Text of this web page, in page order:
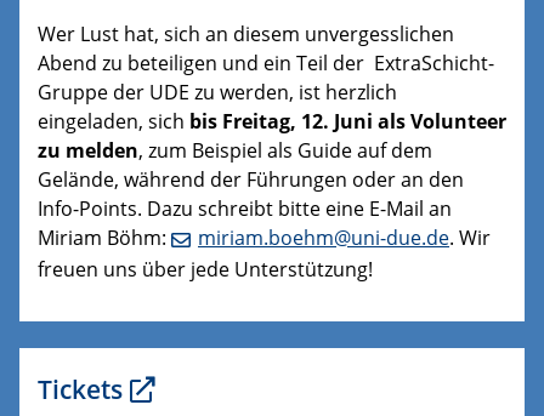
Wer Lust hat, sich an diesem unvergesslichen
Abend zu beteiligen und ein Teil der ExtraSchicht-
Gruppe der UDE zu werden, ist herzlich
eingeladen, sich bis Freitag, 12. Juni als Volunteer
zu melden, zum Beispiel als Guide auf dem
Gelände, während der Führungen oder an den
Info-Points. Dazu schreibt bitte eine E-Mail an
Miriam Böhm:
miriam.boehm@uni-due.de. Wir
freuen uns über jede Unterstützung!
Tickets